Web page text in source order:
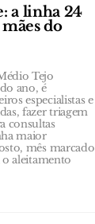
a linha 24
do
Tejo
ano, é
especialistas e
fazer triagem
consultas
maior
mês marcado
o aleitamento